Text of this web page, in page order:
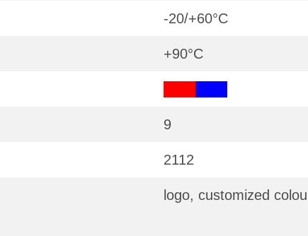
-20/+60°С
+90°С
9
2112
logo, customized